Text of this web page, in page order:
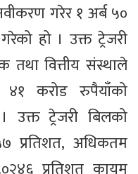
गरेर १ अर्ब ५०
हो । उक्त ट्रेजरी
वित्तीय संस्थाले
करोड रुपैयाँको
ट्रेजरी बिलको
प्रतिशत, अधिकतम